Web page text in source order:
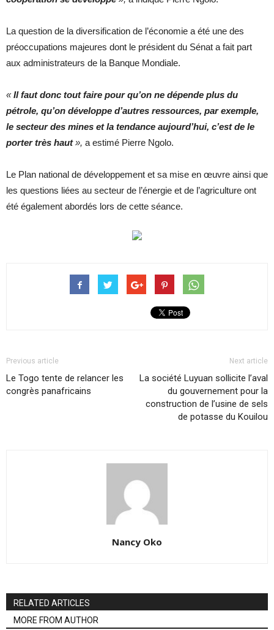
La question de la diversification de l’économie a été une des
préoccupations majeures dont le président du Sénat a fait part
aux administrateurs de la Banque Mondiale.
«Il faut donc tout faire pour qu’on ne dépende plus du
pétrole, qu’on développe d’autres ressources, par exemple,
le secteur des mines et la tendance aujourd’hui, c’est de le
porter très haut», a estimé Pierre Ngolo.
Le Plan national de développement et sa mise en œuvre ainsi que
les questions liées au secteur de l’énergie et de l’agriculture ont
été également abordés lors de cette séance.
Previous article
Le Togo tente de relancer les
congrès panafricains
Next article
La société Luyuan sollicite l’aval
du gouvernement pour la
construction de l’usine de sels
de potasse du Kouilou
Nancy Oko
RELATED ARTICLES
MORE FROM AUTHOR